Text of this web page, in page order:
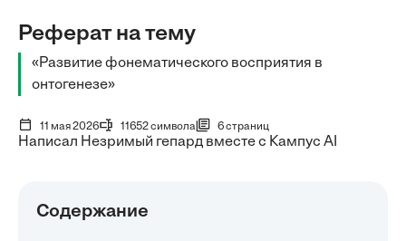
Реферат на тему
«Развитие фонематического восприятия в
онтогенезе»
11 мая 2026 11652 символа 6 страниц
Написал Незримый гепард вместе с Кампус AI
Содержание